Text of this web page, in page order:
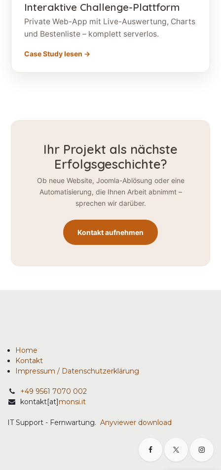
Interaktive Challenge-Plattform
Private Web-App mit Live-Auswertung, Charts
und Bestenliste – komplett serverlos.
Case Study lesen →
Ihr Projekt als nächste
Erfolgsgeschichte?
Ob neue Website, Joomla-Ablösung oder eine
Automatisierung, die Ihnen Arbeit abnimmt –
sprechen wir darüber.
Kontakt aufnehmen
Home
Kontakt
Impressum / Datenschutzerklärung
+49 9561 7070 002
kontakt[at] monsi.it
IT Support - Fernwartung. Anyviewer download